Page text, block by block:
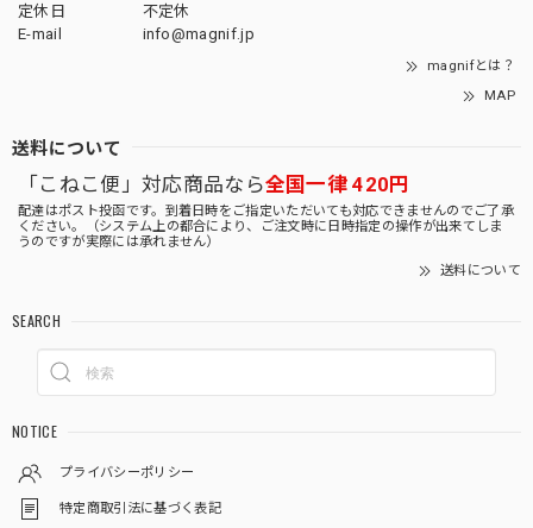
定休日
不定休
E-mail
info@magnif.jp
magnifとは？
MAP
送料について
「こねこ便」対応商品なら全国一律 420円
配達はポスト投函です。到着日時をご指定いただいても対応できませんのでご了承
ください。（システム上の都合により、ご注文時に日時指定の操作が出来てしま
うのですが実際には承れません）
送料について
SEARCH
NOTICE
プライバシーポリシー
特定商取引法に基づく表記